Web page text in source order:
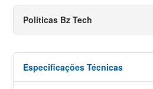
Políticas Bz Tech
Especificações Técnicas